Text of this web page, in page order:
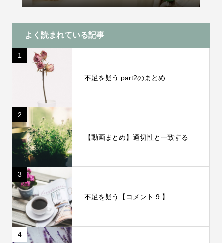
よく読まれている記事
1
不足を疑う part2のまとめ
2
【動画まとめ】適切性と一致する
3
不足を疑う【コメント 9 】
4